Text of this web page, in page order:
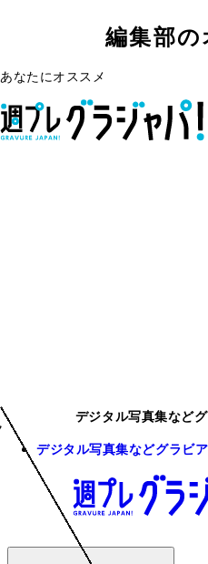
編集部の
あなたにオススメ
デジタル写真集など
デジタル写真集などグラビ